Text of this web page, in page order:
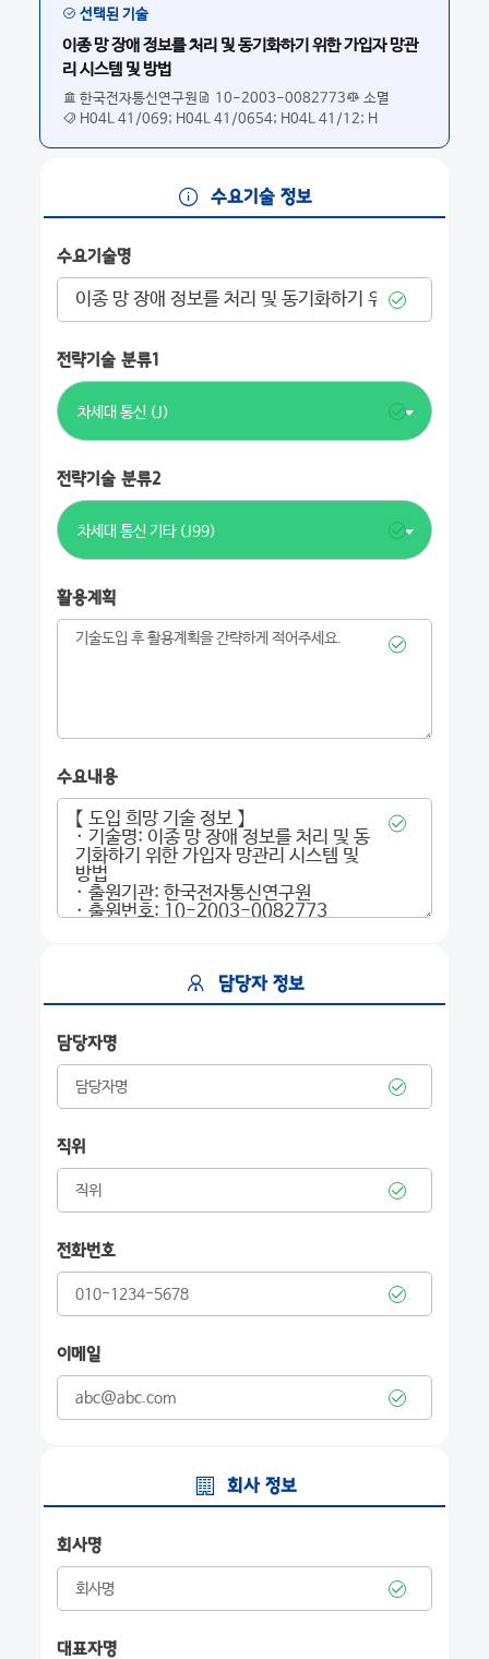
선택된 기술
이종 망 장애 정보를 처리 및 동기화하기 위한 가입자 망관
리 시스템 및 방법
한국전자통신연구원 10-2003-0082773
소멸
H04L 41/069; H04L 41/0654; H04L 41/12; H
수요기술 정보
수요기술명
전략기술 분류1
차세대 통신 (J)
전략기술 분류2
차세대 통신 기타 (J99)
활용계획
수요내용
담당자 정보
담당자명
직위
전화번호
이메일
회사 정보
회사명
대표자명